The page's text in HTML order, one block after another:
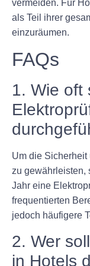
vermeiden. Für
als Teil ihrer
einzuräumen.
FAQs
1. Wie oft
Um die Sicherheit
zu gewährleisten,
Jahr eine
frequentierten
jedoch häufigere
2. Wer
in Hotels